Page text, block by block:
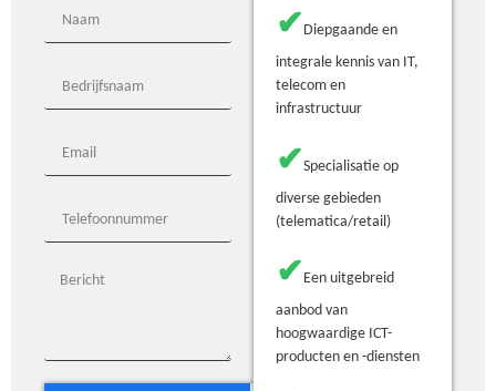
✔ Diepgaande en
integrale kennis van IT,
telecom en
infrastructuur
✔Specialisatie op
diverse gebieden
(telematica/retail)
✔ Een uitgebreid
aanbod van
hoogwaardige ICT-
producten en -diensten